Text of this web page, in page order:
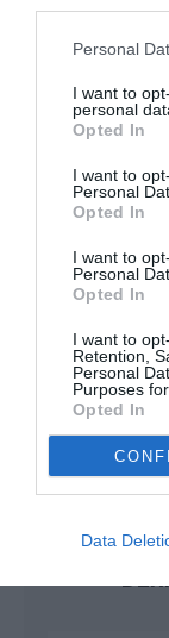
Personal
I want to
personal
Opted In
I want to
Personal
Opted In
I want to
Personal
Opted In
I want to
Retention,
Personal
Purposes
Opted In
Data